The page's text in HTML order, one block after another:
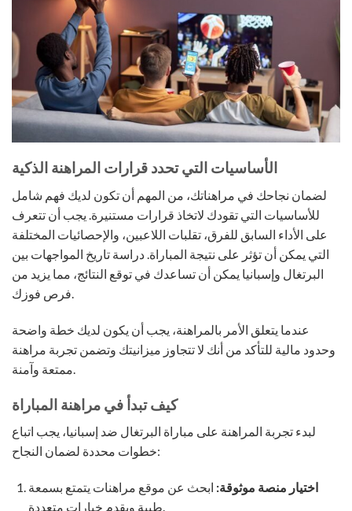
الأساسيات التي تحدد قرارات المراهنة الذكية
لضمان نجاحك في مراهناتك، من المهم أن تكون لديك فهم شامل
للأساسيات التي تقودك لاتخاذ قرارات مستنيرة. يجب أن تتعرف
على الأداء السابق للفرق، تقلبات اللاعبين، والإحصائيات المختلفة
التي يمكن أن تؤثر على نتيجة المباراة. دراسة تاريخ المواجهات بين
البرتغال وإسبانيا يمكن أن تساعدك في توقع النتائج، مما يزيد من
فرص فوزك.
عندما يتعلق الأمر بالمراهنة، يجب أن يكون لديك خطة واضحة
وحدود مالية للتأكد من أنك لا تتجاوز ميزانيتك وتضمن تجربة مراهنة
ممتعة وآمنة.
كيف تبدأ في مراهنة المباراة
لبدء تجربة المراهنة على مباراة البرتغال ضد إسبانيا، يجب اتباع
خطوات محددة لضمان النجاح:
اختيار منصة موثوقة: ابحث عن موقع مراهنات يتمتع بسمعة
طيبة ويقدم خيارات متعددة.